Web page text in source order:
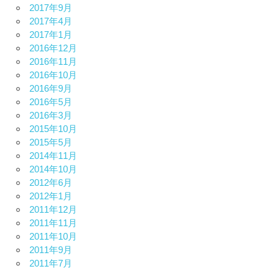
2017年9月
2017年4月
2017年1月
2016年12月
2016年11月
2016年10月
2016年9月
2016年5月
2016年3月
2015年10月
2015年5月
2014年11月
2014年10月
2012年6月
2012年1月
2011年12月
2011年11月
2011年10月
2011年9月
2011年7月